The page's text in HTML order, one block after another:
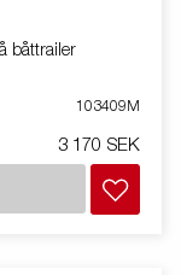
båttrailer
103409M
3 170 SEK